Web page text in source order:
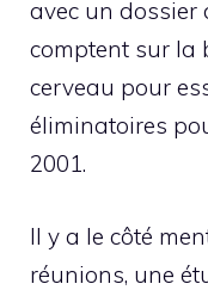
avec un dossier
comptent sur la
cerveau pour
éliminatoires
2001.
Il y a le côté
réunions, une